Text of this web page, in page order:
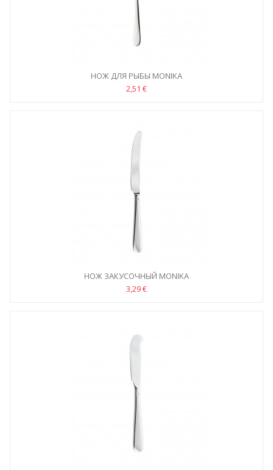
НОЖ ДЛЯ РЫБЫ MONIKA
2,51 €
НОЖ ЗАКУСОЧНЫЙ MONIKA
3,29 €